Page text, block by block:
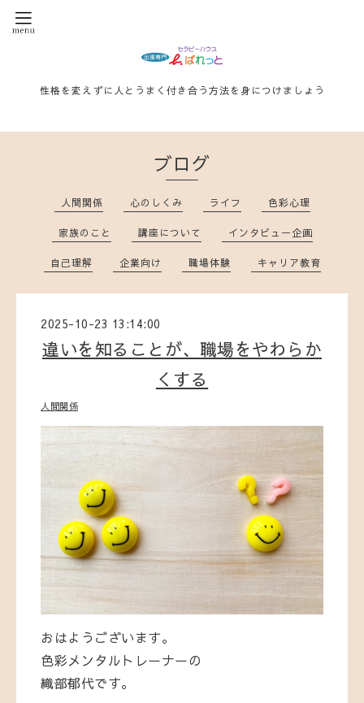
性格を変えずに人とうまく付き合う方法を身につけましょう
ブログ
人間関係 心のしくみ ライフ 色彩心理
家族のこと 講座について インタビュー企画
自己理解 企業向け 職場体験 キャリア教育
2025-10-23 13:14:00
違いを知ることが、職場をやわらか
くする
人間関係
おはようございます。
色彩メンタルトレーナーの
織部郁代です。